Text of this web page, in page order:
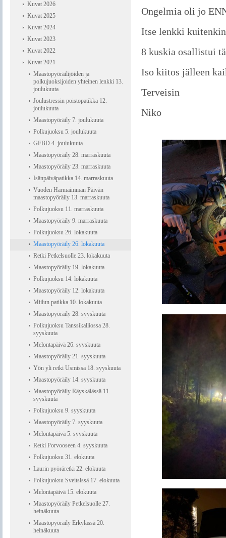
Ongelmia oli jo
Itse lenkki
8 kuskia osallistui
Iso kiitos jälleen
Terveisin
Niko
Kuvat 2026
Kuvat 2025
Kuvat 2024
Kuvat 2023
Kuvat 2022
Kuvat 2021
Maastopyöräilijöiden ja
polkujuoksijoiden yhteinen lenkki 13.
joulukuuta
Joulustressin poistopatikka 12.
joulukuuta
Maastopyöräily 7. joulukuuta
Polkujuoksu 5. joulukuuta
GFBD 4. joulukuuta
Maastopyöräily 28. marraskuuta
Maastopyöräily 23. marraskuuta
Isänpäiväpatikka 14. marraskuuta
Vuoden Harmaimman Päivän
maastopyöräily 13. marraskuuta
Polkujuoksu 11. marraskuuta
Maastopyöräily 9. marraskuuta
Polkujuoksu 26. lokakuuta
Maastopyöräily 26. lokakuuta
Retki Petkelsuolle 23. lokakuuta
Maastopyöräily 19. lokakuuta
Polkujuoksu 14. lokakuuta
Maastopyöräily 12. lokakuuta
Miilun patikka 10. lokakuuta
Maastopyöräily 28. syyskuuta
Polkujuoksu Tanssikalliossa 28.
syyskuuta
Melontapäivä 26. syyskuuta
Maastopyöräily 21. syyskuuta
Yön yli retki Usmissa 18. syyskuuta
Maastopyöräily 14. syyskuuta
Maastopyöräily Räyskälässä 11.
syyskuuta
Polkujuoksu 9. syyskuuta
Maastopyöräily 7. syyskuuta
Melontapäivä 5. syyskuuta
Retki Porvooseen 4. syyskuuta
Polkujuoksu 31. elokuuta
Laurin pyöräretki 22. elokuuta
Polkujuoksu Sveitsissä 17. elokuuta
Melontapäivä 15. elokuuta
Maastopyöräily Petkelsuolle 27.
heinäkuuta
Maastopyöräily Erkylässä 20.
heinäkuuta